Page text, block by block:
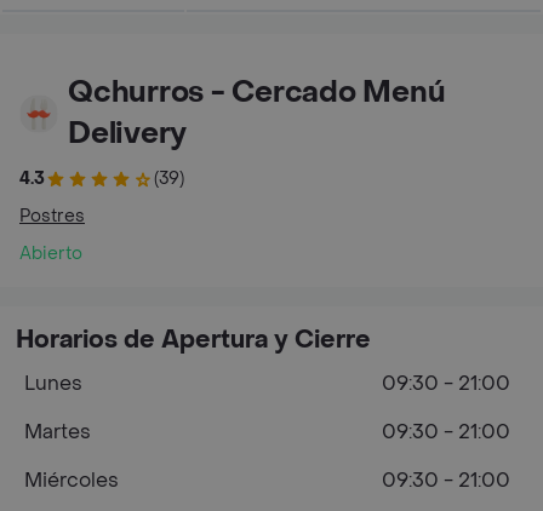
Qchurros - Cercado Menú
Delivery
4.3
(39)
Postres
Abierto
Horarios de Apertura y Cierre
Lunes
09:30 - 21:00
Martes
09:30 - 21:00
Miércoles
09:30 - 21:00